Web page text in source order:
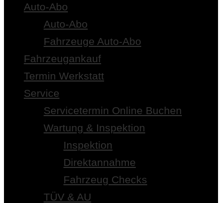
Auto-Abo
Auto-Abo
Fahrzeuge Auto-Abo
Fahrzeugankauf
Termin Werkstatt
Service
Servicetermin Online Buchen
Wartung & Inspektion
Inspektion
Direktannahme
Fahrzeug Checks
TÜV & AU